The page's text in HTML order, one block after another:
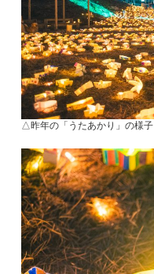
△昨年の「うたあかり」の様子